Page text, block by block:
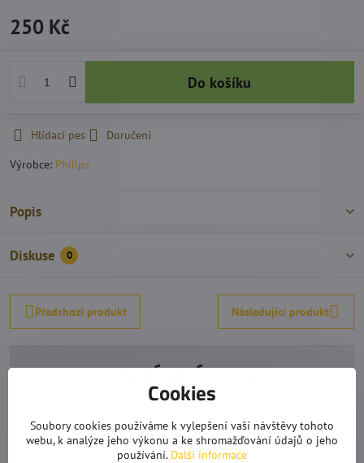
250 Kč
Do košíku
Hlídací pes
Doručení
Výrobce: Philips
Popis
Diskuse 0
Předchozí produkt Následující produkt
OTEVÍRACÍ DOBA
Pá 9°°-16:30
Cookies
Soubory cookies používáme k vylepšení vaší návštěvy tohoto
webu, k analýze jeho výkonu a ke shromažďování údajů o jeho
používání. Další informace